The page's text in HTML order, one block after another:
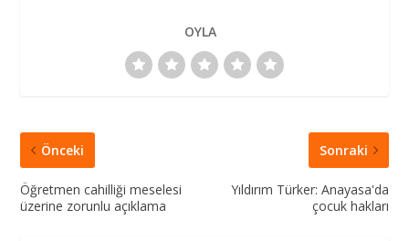
OYLA
Önceki
Öğretmen cahilliği meselesi
üzerine zorunlu açıklama
Sonraki
Yıldırım Türker: Anayasa'da
çocuk hakları